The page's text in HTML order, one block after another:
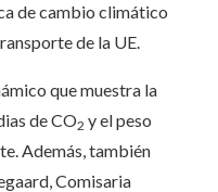
de cambio climático
de la UE.
que muestra la
de CO2 y el peso
Además, también
Comisaria